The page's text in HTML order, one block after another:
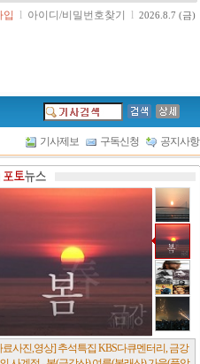
입 l 아이디/비밀번호찾기 l 2026.8.7 (금)
기사제보 구독신청 공지사항
울포스트논단] 담배에 관한 추억, 연도별 우리